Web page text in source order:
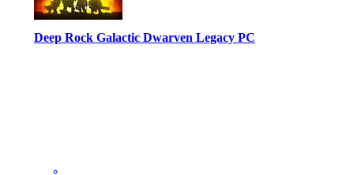
Deep Rock Galactic Dwarven Legacy PC